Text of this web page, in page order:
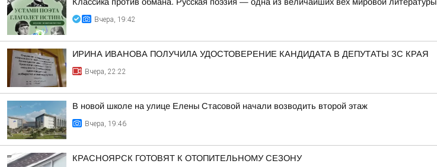
Вчера, 19:42
ИРИНА ИВАНОВА ПОЛУЧИЛА УДОСТОВЕРЕНИЕ КАНДИДАТА В ДЕПУТАТЫ ЗС КРАЯ
Вчера, 22:22
В новой школе на улице Елены Стасовой начали возводить второй этаж
Вчера, 19:46
КРАСНОЯРСК ГОТОВЯТ К ОТОПИТЕЛЬНОМУ СЕЗОНУ